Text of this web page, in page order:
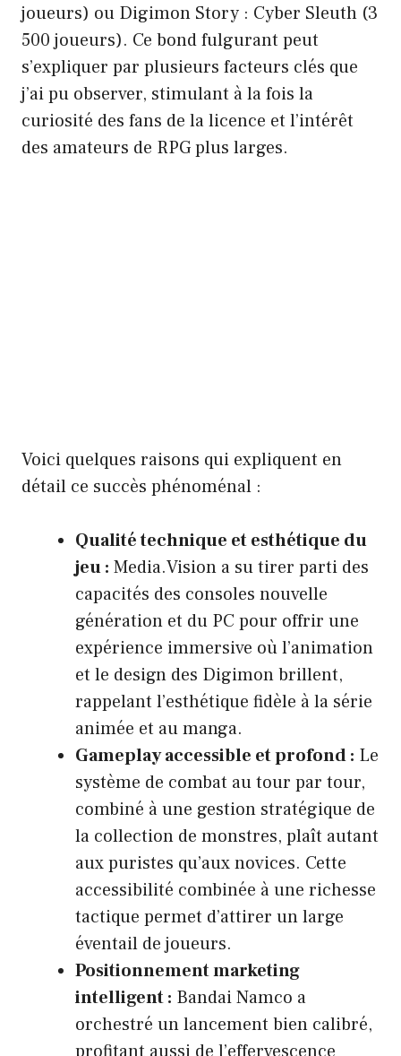
joueurs) ou Digimon Story : Cyber Sleuth (3
500 joueurs). Ce bond fulgurant peut
s’expliquer par plusieurs facteurs clés que
j’ai pu observer, stimulant à la fois la
curiosité des fans de la licence et l’intérêt
des amateurs de RPG plus larges.
Voici quelques raisons qui expliquent en
détail ce succès phénoménal :
Qualité technique et esthétique du
jeu : Media.Vision a su tirer parti des
capacités des consoles nouvelle
génération et du PC pour offrir une
expérience immersive où l’animation
et le design des Digimon brillent,
rappelant l’esthétique fidèle à la série
animée et au manga.
Gameplay accessible et profond : Le
système de combat au tour par tour,
combiné à une gestion stratégique de
la collection de monstres, plaît autant
aux puristes qu’aux novices. Cette
accessibilité combinée à une richesse
tactique permet d’attirer un large
éventail de joueurs.
Positionnement marketing
intelligent : Bandai Namco a
orchestré un lancement bien calibré,
profitant aussi de l’effervescence